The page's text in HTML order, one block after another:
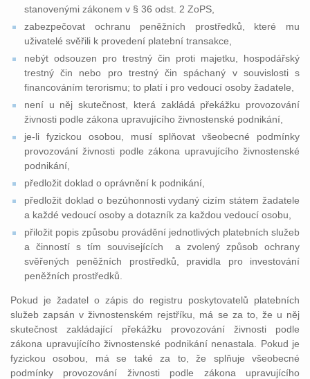
stanovenými zákonem v § 36 odst. 2 ZoPS,
zabezpečovat ochranu peněžních prostředků, které mu
uživatelé svěřili k provedení platební transakce,
nebýt odsouzen pro trestný čin proti majetku, hospodářský
trestný čin nebo pro trestný čin spáchaný v souvislosti s
financováním terorismu; to platí i pro vedoucí osoby žadatele,
není u něj skutečnost, která zakládá překážku provozování
živnosti podle zákona upravujícího živnostenské podnikání,
je-li fyzickou osobou, musí splňovat všeobecné podmínky
provozování živnosti podle zákona upravujícího živnostenské
podnikání,
předložit doklad o oprávnění k podnikání,
předložit doklad o bezúhonnosti vydaný cizím státem žadatele
a každé vedoucí osoby a dotazník za každou vedoucí osobu,
přiložit popis způsobu provádění jednotlivých platebních služeb
a činností s tím souvisejících a zvolený způsob ochrany
svěřených peněžních prostředků, pravidla pro investování
peněžních prostředků.
Pokud je žadatel o zápis do registru poskytovatelů platebních
služeb zapsán v živnostenském rejstříku, má se za to, že u něj
skutečnost zakládající překážku provozování živnosti podle
zákona upravujícího živnostenské podnikání nenastala. Pokud je
fyzickou osobou, má se také za to, že splňuje všeobecné
podmínky provozování živnosti podle zákona upravujícího